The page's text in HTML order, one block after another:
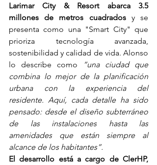
Larimar City & Resort abarca 3.5
millones de metros cuadrados y se
presenta como una "Smart City" que
prioriza tecnología avanzada,
sostenibilidad y calidad de vida. Alonso
lo describe como
“una ciudad que
combina lo mejor de la planificación
urbana con la experiencia del
residente. Aquí, cada detalle ha sido
pensado: desde el diseño subterráneo
de las instalaciones hasta las
amenidades que están siempre al
alcance de los habitantes”.
El desarrollo está a cargo de ClerHP,